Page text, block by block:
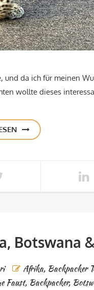
da ich für meinen
wollte dieses
Botswana
Afrika, Backpacker
Faust, Backpacker,